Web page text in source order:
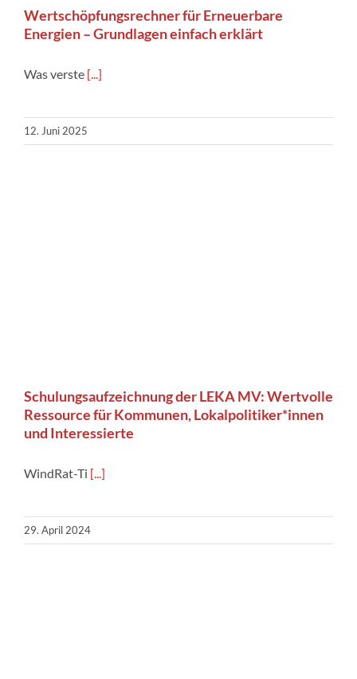
Wertschöpfungsrechner für Erneuerbare
Energien – Grundlagen einfach erklärt
Was verste [...]
12. Juni 2025
Schulungsaufzeichnung der LEKA MV: Wertvolle
Ressource für Kommunen, Lokalpolitiker*innen
und Interessierte
WindRat-Ti [...]
29. April 2024